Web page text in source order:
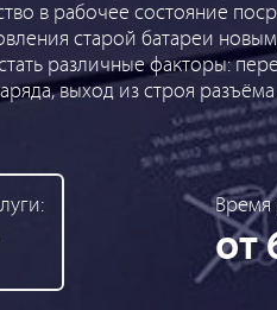
в рабочее состояние
старой батареи
различные факторы:
выход из строя
Время
от